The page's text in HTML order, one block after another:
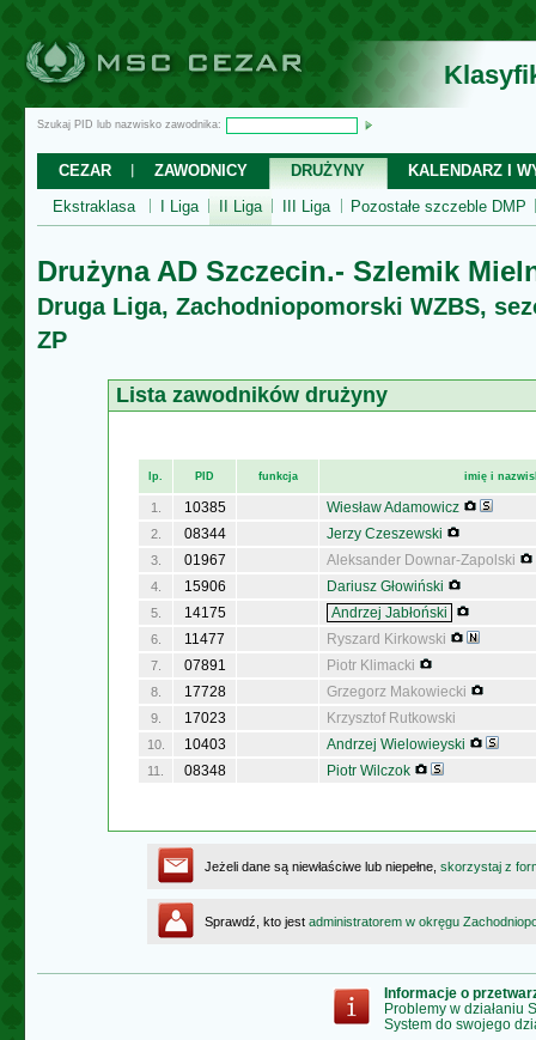
Szukaj PID lub nazwisko zawodnika:
CEZAR ZAWODNICY DRUŻYNY
KALENDARZ I
Ekstraklasa
I Liga II Liga III Liga Pozostałe szczeble DMP
Drużyna AD Szczecin.- Szlemik
Druga Liga, Zachodniopomorski WZBS,
ZP
Lista zawodników drużyny
lp. PID funkcja imię i
1. 10385 Wiesław Adamowicz
2. 08344 Jerzy Czeszewski
3. 01967 Aleksander Downar-Zapolski
4. 15906 Dariusz Głowiński
5. 14175 Andrzej Jabłoński
6. 11477 Ryszard Kirkowski
7. 07891 Piotr Klimacki
8. 17728 Grzegorz Makowiecki
9. 17023 Krzysztof Rutkowski
10. 10403 Andrzej Wielowieyski
11. 08348 Piotr Wilczok
Jeżeli dane są niewłaściwe lub niepełne, skorzystaj z
Sprawdź, kto jest administratorem w okręgu
Informacje o
Problemy w działaniu
System do swojego